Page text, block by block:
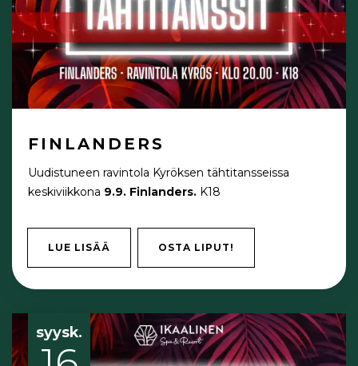
FINLANDERS
Uudistuneen ravintola Kyröksen tähtitansseissa
keskiviikkona 9.9. Finlanders. K18
LUE LISÄÄ OSTA LIPUT!
syysk.